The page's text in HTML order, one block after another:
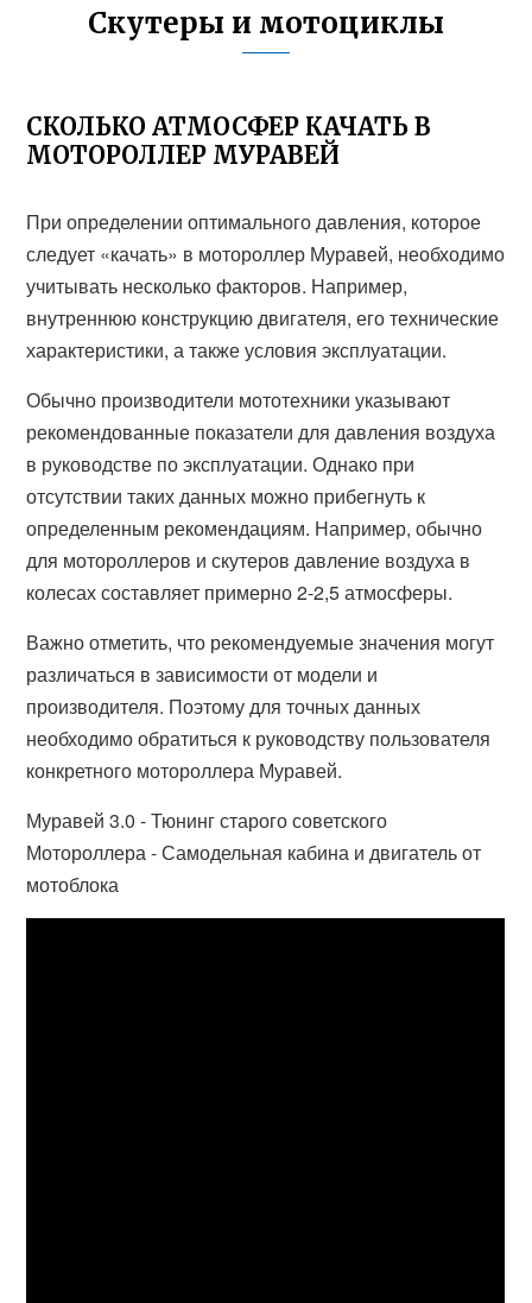
Скутеры и мотоциклы
СКОЛЬКО АТМОСФЕР КАЧАТЬ В
МОТОРОЛЛЕР МУРАВЕЙ
При определении оптимального давления, которое
следует «качать» в мотороллер Муравей, необходимо
учитывать несколько факторов. Например,
внутреннюю конструкцию двигателя, его технические
характеристики, а также условия эксплуатации.
Обычно производители мототехники указывают
рекомендованные показатели для давления воздуха
в руководстве по эксплуатации. Однако при
отсутствии таких данных можно прибегнуть к
определенным рекомендациям. Например, обычно
для мотороллеров и скутеров давление воздуха в
колесах составляет примерно 2-2,5 атмосферы.
Важно отметить, что рекомендуемые значения могут
различаться в зависимости от модели и
производителя. Поэтому для точных данных
необходимо обратиться к руководству пользователя
конкретного мотороллера Муравей.
Муравей 3.0 - Тюнинг старого советского
Мотороллера - Самодельная кабина и двигатель от
мотоблока